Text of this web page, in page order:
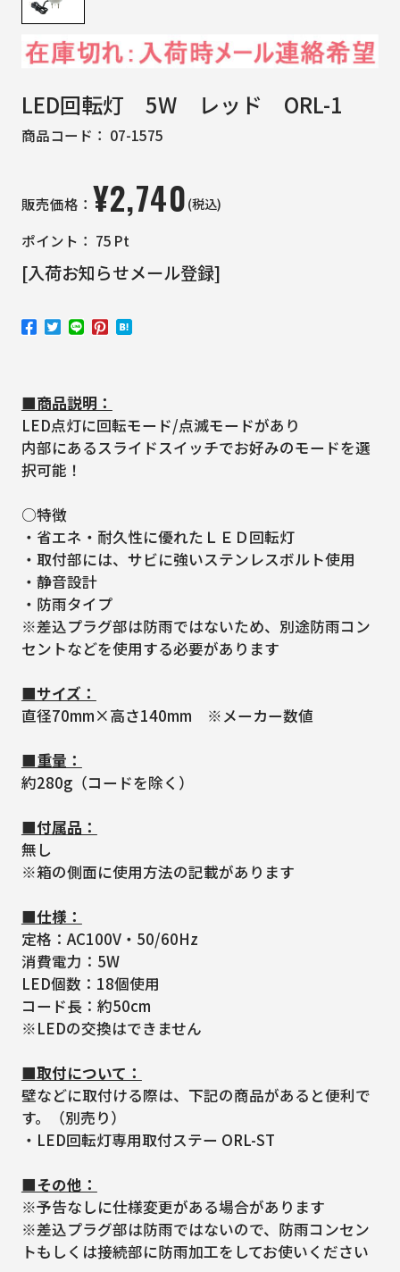
LED回転灯 5W レッド ORL-1
商品コード： 07-1575
販売価格： ¥2,740(税込)
ポイント： 75 Pt
[入荷お知らせメール登録]
■商品説明：
LED点灯に回転モード/点滅モードがあり
内部にあるスライドスイッチでお好みのモードを選
択可能！
○特徴
・省エネ・耐久性に優れたＬＥＤ回転灯
・取付部には、サビに強いステンレスボルト使用
・静音設計
・防雨タイプ
※差込プラグ部は防雨ではないため、別途防雨コン
セントなどを使用する必要があります
■サイズ：
直径70mm×高さ140mm ※メーカー数値
■重量：
約280g（コードを除く）
■付属品：
無し
※箱の側面に使用方法の記載があります
■仕様：
定格：AC100V・50/60Hz
消費電力：5W
LED個数：18個使用
コード長：約50cm
※LEDの交換はできません
■取付について：
壁などに取付ける際は、下記の商品があると便利で
す。（別売り）
・LED回転灯専用取付ステー ORL-ST
■その他：
※予告なしに仕様変更がある場合があります
※差込プラグ部は防雨ではないので、防雨コンセン
トもしくは接続部に防雨加工をしてお使いください